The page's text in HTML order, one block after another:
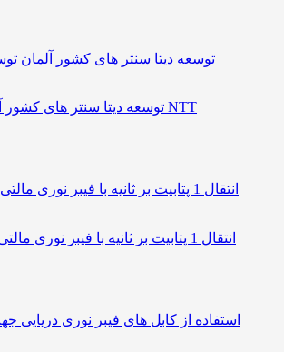
توسعه دیتا سنتر های کشور آلمان توسط شرکت NTT
انتقال 1 پتابیت بر ثانیه با فیبر نوری مالتی مد بر روی یک فیبر